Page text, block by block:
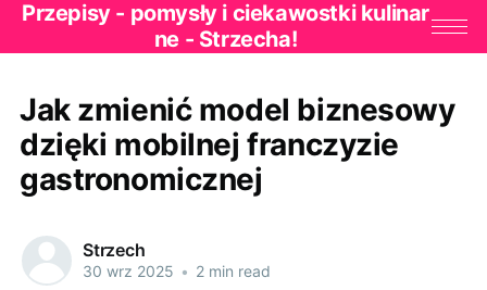
Przepisy - pomysły i ciekawostki kulinar
ne - Strzecha!
Jak zmienić model biznesowy
dzięki mobilnej franczyzie
gastronomicznej
Strzech
30 wrz 2025 • 2 min read